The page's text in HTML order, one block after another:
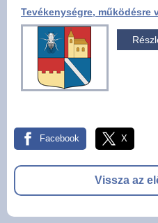
Galéria
Pályázatok
Alsórajk
Tevékenységre, működésre
Facebook X
Vissza az